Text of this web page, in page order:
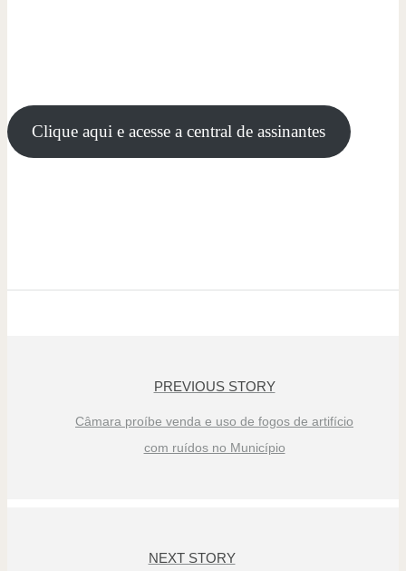
Clique aqui e acesse a central de assinantes
PREVIOUS STORY
Câmara proíbe venda e uso de fogos de artifício
com ruídos no Município
NEXT STORY